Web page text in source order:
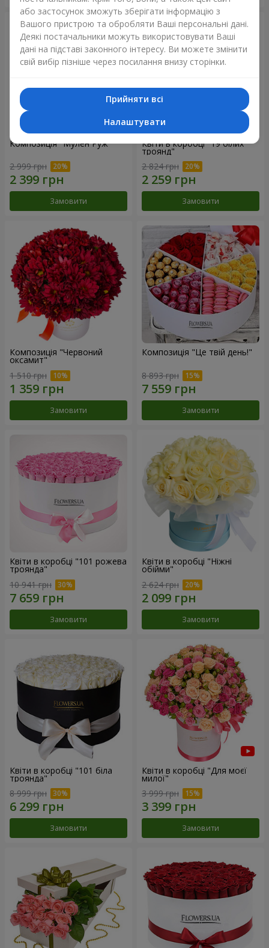
Композиція "Мулен Руж"
2 999 грн
Замовити
Квіти в коробці "19 білих
троянд"
2 824 грн
Замовити
Композиція "Червоний
оксамит"
1 510 грн
Замовити
Композиція "Це твій день!"
8 893 грн
Замовити
Квіти в коробці "101 рожева
троянда"
10 941 грн
Замовити
Квіти в коробці "Ніжні
обійми"
2 624 грн
Замовити
Квіти в коробці "101 біла
троянда"
8 999 грн
Замовити
Квіти в коробці "Для моєї
милої"
3 999 грн
Замовити
або застосунок зможуть зберігати інформацію з
Вашого пристрою та обробляти Ваші персональні дані.
Деякі постачальники можуть використовувати Ваші
дані на підставі законного інтересу. Ви можете змінити
свій вибір пізніше через посилання внизу сторінки.
Прийняти всі
Налаштувати